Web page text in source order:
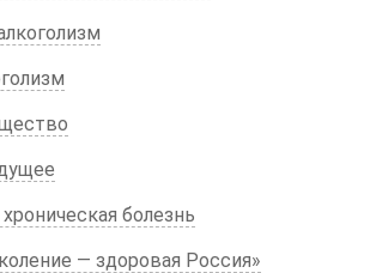
болезнь
— здоровая Россия»